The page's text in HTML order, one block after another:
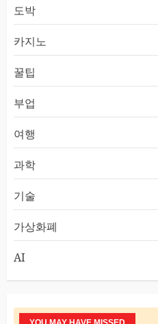
도박
카지노
꿀팁
부업
여행
과학
기술
가상화폐
AI